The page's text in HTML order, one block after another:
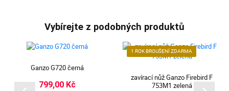
Vybírejte z podobných produktů
Ganzo G720 černá
799,00 Kč
1 ROK BROUŠENÍ ZDARMA
zavírací nůž Ganzo Firebird F
753M1 zelená